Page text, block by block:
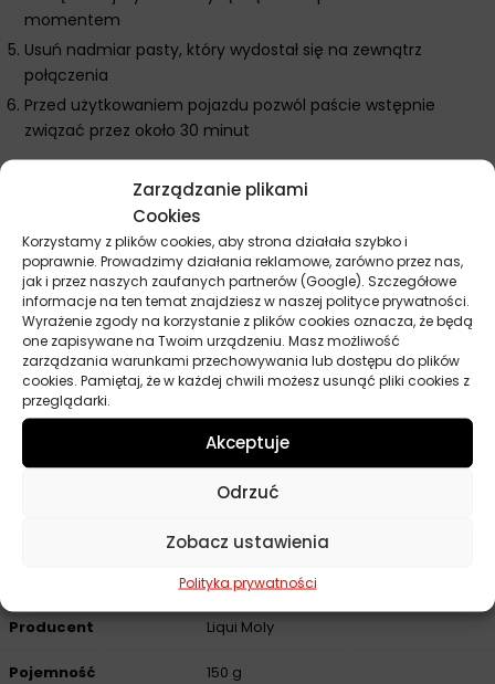
Zarządzanie plikami
Cookies
Korzystamy z plików cookies, aby strona działała szybko i
poprawnie. Prowadzimy działania reklamowe, zarówno przez nas,
jak i przez naszych zaufanych partnerów (Google). Szczegółowe
informacje na ten temat znajdziesz w naszej polityce prywatności.
Wyrażenie zgody na korzystanie z plików cookies oznacza, że będą
one zapisywane na Twoim urządzeniu. Masz możliwość
zarządzania warunkami przechowywania lub dostępu do plików
cookies. Pamiętaj, że w każdej chwili możesz usunąć pliki cookies z
przeglądarki.
Akceptuje
Odrzuć
Zobacz ustawienia
Polityka prywatności
momentem
Usuń nadmiar pasty, który wydostał się na zewnątrz
połączenia
Przed użytkowaniem pojazdu pozwól paście wstępnie
związać przez około 30 minut
Dodatkowe wskazówki Liqui Moly Pasta Do Montażu
Układu Wydechu
Optymalne uszczelnienie uzyskasz po pierwszym nagrzaniu
układu wydechowego do temperatury roboczej.
W miejscach szczególnie narażonych na wycieki spalin
możesz nałożyć nieco grubszą warstwę pasty.
Pasta nie nadaje się do uszczelniania połączeń przesuwnych
i kompensatorów w układzie wydechowym.
Pojemnik z pastą przechowuj szczelnie zamknięty, aby
zapobiec jej wysychaniu.
W przypadku połączeń gwintowanych możesz dodatkowo
Producent Liqui Moly
Pojemność 150 g